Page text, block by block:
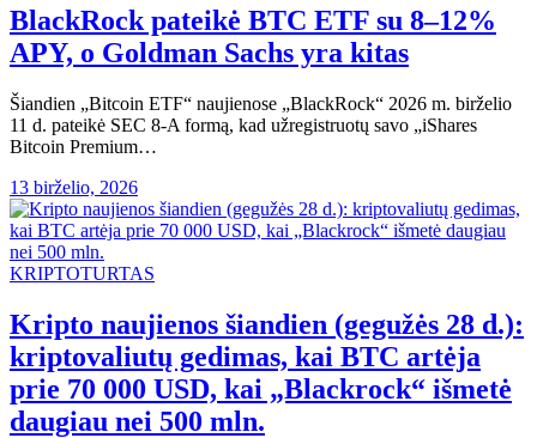
BlackRock pateikė BTC ETF su 8–12%
APY, o Goldman Sachs yra kitas
Šiandien „Bitcoin ETF“ naujienose „BlackRock“ 2026 m. birželio
11 d. pateikė SEC 8-A formą, kad užregistruotų savo „iShares
Bitcoin Premium…
13 birželio, 2026
KRIPTOTURTAS
Kripto naujienos šiandien (gegužės 28 d.):
kriptovaliutų gedimas, kai BTC artėja
prie 70 000 USD, kai „Blackrock“ išmetė
daugiau nei 500 mln.